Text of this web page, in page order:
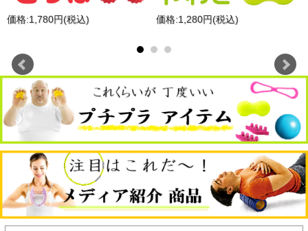
価格:1,780円(税込) 価格:1,280円(税込)